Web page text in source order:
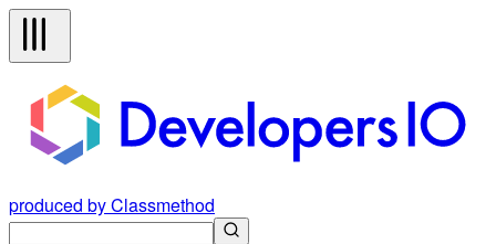
produced by Classmethod